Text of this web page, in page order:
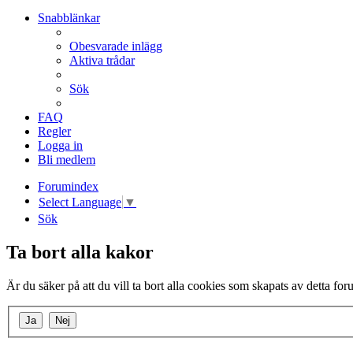
Snabblänkar
Obesvarade inlägg
Aktiva trådar
Sök
FAQ
Regler
Logga in
Bli medlem
Forumindex
Select Language ▼
Sök
Ta bort alla kakor
Är du säker på att du vill ta bort alla cookies som skapats av detta